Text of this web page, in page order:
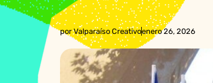
porValparaíso Creativoenero 26, 2026